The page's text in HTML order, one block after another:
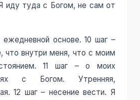
иду туда с Богом, не сам от
ежедневной основе. 10 шаг –
что внутри меня, что с моим
11 шаг – о моих
с Богом. Утренняя,
12 шаг – несение вести. Я